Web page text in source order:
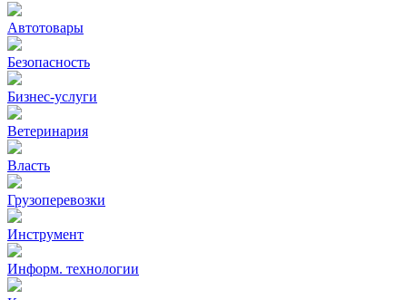
Автотовары
Безопасность
Бизнес-услуги
Ветеринария
Власть
Грузоперевозки
Инструмент
Информ. технологии